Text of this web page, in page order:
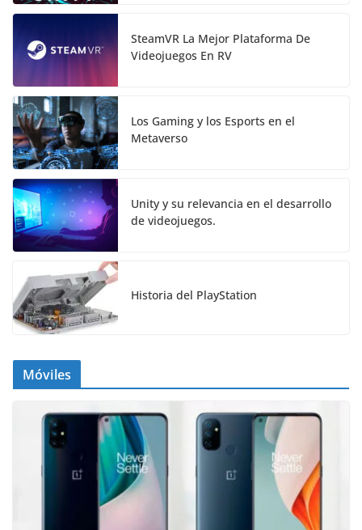
SteamVR La Mejor Plataforma De
Videojuegos En RV
Los Gaming y los Esports en el
Metaverso
Unity y su relevancia en el desarrollo
de videojuegos.
Historia del PlayStation
Móviles